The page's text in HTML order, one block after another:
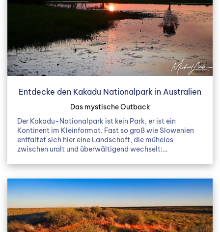
Entdecke den Kakadu Nationalpark in Australien
Das mystische Outback
Der Kakadu-Nationalpark ist kein Park, er ist ein
Kontinent im Kleinformat. Fast so groß wie Slowenien
entfaltet sich hier eine Landschaft, die mühelos
zwischen uralt und überwältigend wechselt:…